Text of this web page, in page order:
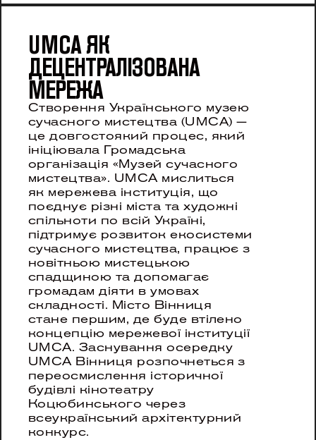
UMCA ЯК
ДЕЦЕНТРАЛІЗОВАНА
МЕРЕЖА
Cтворення Українського музею
сучасного мистецтва (UMCA) —
це довгостоякий процес, який
ініціювала Громадська
організація «Музей сучасного
мистецтва». UMCA мислиться
як мережева інституція, що
поєднує різні міста та художні
спільноти по всій Україні,
підтримує розвиток екосистеми
сучасного мистецтва, працює з
новітньою мистецькою
спадщиною та допомагає
громадам діяти в умовах
складності. Місто Вінниця
стане першим, де буде втілено
концепцію мережевої інституції
UMCA. Заснування осередку
UMCA Вінниця розпочнеться з
переосмислення історичної
будівлі кінотеатру
Коцюбинського через
всеукраїнський архітектурний
конкурс.